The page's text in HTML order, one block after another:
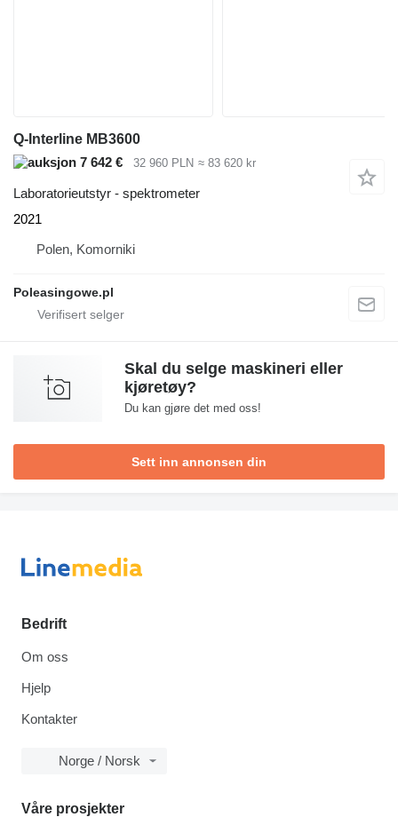
Q-Interline MB3600
7 642 €
32 960 PLN ≈ 83 620 kr
Laboratorieutstyr - spektrometer
2021
Polen, Komorniki
Poleasingowe.pl
Skal du selge maskineri eller
kjøretøy?
Du kan gjøre det med oss!
Sett inn annonsen din
Bedrift
Om oss
Hjelp
Kontakter
Norge / Norsk
Våre prosjekter